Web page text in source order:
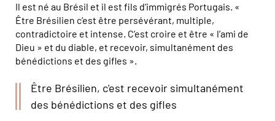
Il est né au Brésil et il est fils d’immigrés Portugais. «
Être Brésilien c’est être persévérant, multiple,
contradictoire et intense. C’est croire et être « l’ami de
Dieu » et du diable, et recevoir, simultanément des
bénédictions et des gifles ».
Être Brésilien, c'est recevoir simultanément
des bénédictions et des gifles